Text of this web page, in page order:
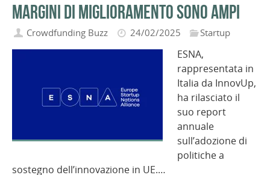
margini di miglioramento sono ampi
Crowdfunding Buzz 24/02/2025 Startup
ESNA,
rappresentata in
Italia da InnovUp,
ha rilasciato il
suo report
annuale
sull’adozione di
politiche a
sostegno dell’innovazione in UE.…